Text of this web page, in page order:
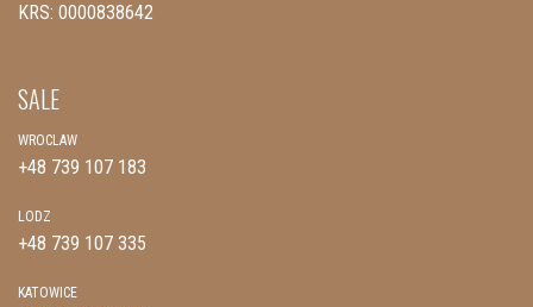
KRS: 0000838642
SALE
WROCLAW
+48 739 107 183
LODZ
+48 739 107 335
KATOWICE